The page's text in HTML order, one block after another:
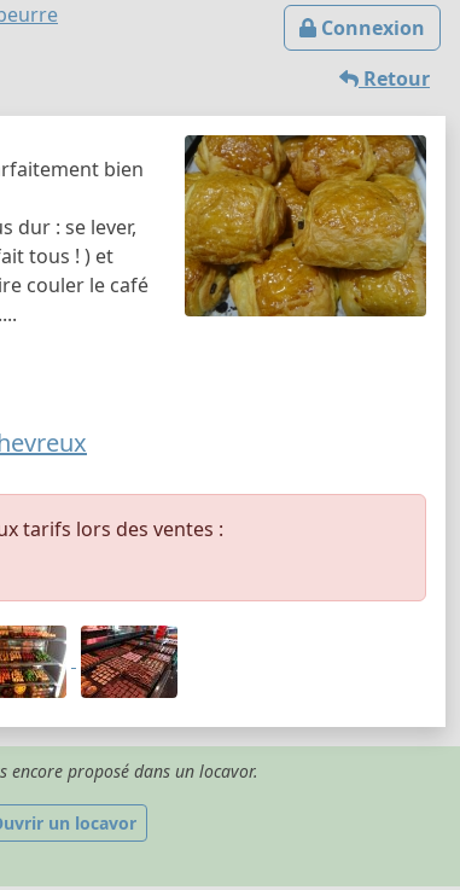
Connexion
Retour
bien
dur : se lever,
tous ! ) et
couler le café
tarifs lors des ventes :
encore proposé dans un locavor.
un locavor